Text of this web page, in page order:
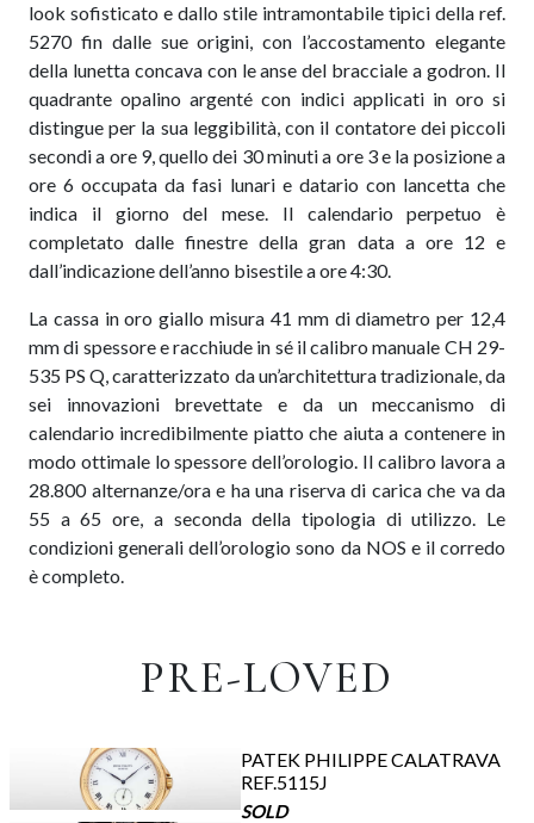
look sofisticato e dallo stile intramontabile tipici della ref.
5270 fin dalle sue origini, con l’accostamento elegante
della lunetta concava con le anse del bracciale a godron. Il
quadrante opalino argenté con indici applicati in oro si
distingue per la sua leggibilità, con il contatore dei piccoli
secondi a ore 9, quello dei 30 minuti a ore 3 e la posizione a
ore 6 occupata da fasi lunari e datario con lancetta che
indica il giorno del mese. Il calendario perpetuo è
completato dalle finestre della gran data a ore 12 e
dall’indicazione dell’anno bisestile a ore 4:30.
La cassa in oro giallo misura 41 mm di diametro per 12,4
mm di spessore e racchiude in sé il calibro manuale CH 29-
535 PS Q, caratterizzato da un’architettura tradizionale, da
sei innovazioni brevettate e da un meccanismo di
calendario incredibilmente piatto che aiuta a contenere in
modo ottimale lo spessore dell’orologio. Il calibro lavora a
28.800 alternanze/ora e ha una riserva di carica che va da
55 a 65 ore, a seconda della tipologia di utilizzo. Le
condizioni generali dell’orologio sono da NOS e il corredo
è completo.
PRE-LOVED
PATEK PHILIPPE CALATRAVA
REF.5115J
SOLD